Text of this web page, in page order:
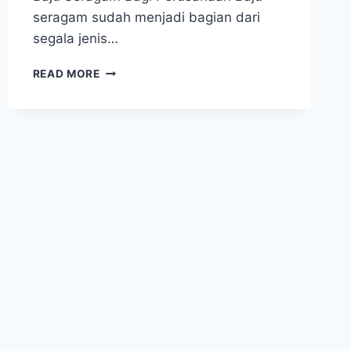
seragam sudah menjadi bagian dari
segala jenis…
READ MOREBEBERAPA